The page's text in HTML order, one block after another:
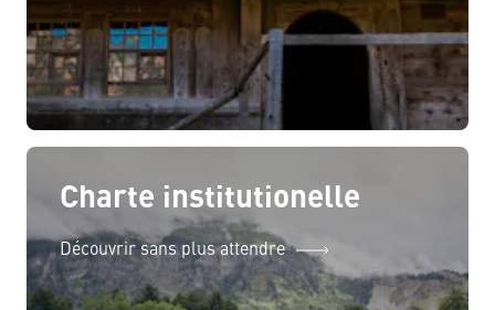
Charte institutionelle
Découvrir sans plus attendre